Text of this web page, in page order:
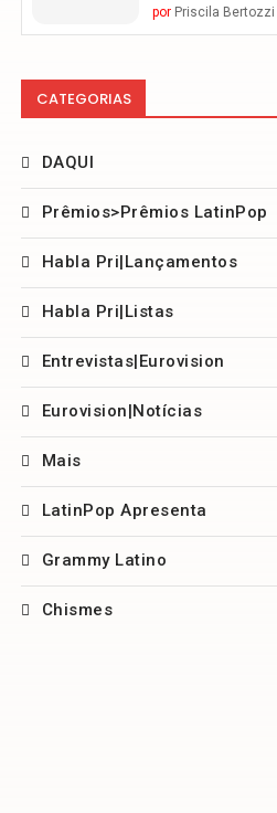
por Priscila Bertozzi
CATEGORIAS
DAQUI
Prêmios>Prêmios LatinPop
Habla Pri|Lançamentos
Habla Pri|Listas
Entrevistas|Eurovision
Eurovision|Notícias
Mais
LatinPop Apresenta
Grammy Latino
Chismes